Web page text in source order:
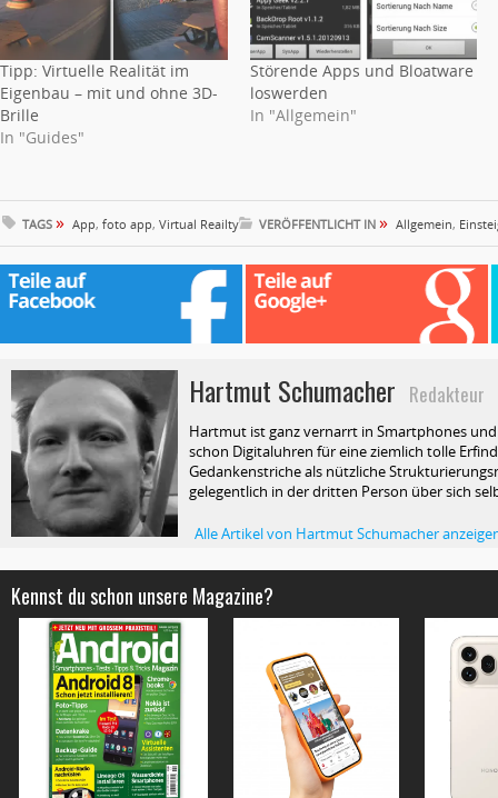
Tipp: Virtuelle Realität im
Eigenbau – mit und ohne 3D-
Brille
In "Guides"
Störende Apps und Bloatware
loswerden
In "Allgemein"
TAGS » App, foto app, Virtual Reailty VERÖFFENTLICHT IN » Allgemein,
Hartmut Schumacher Redakteur
Hartmut ist ganz vernarrt in Smartphones
schon Digitaluhren für eine ziemlich tolle
Gedankenstriche als nützliche
gelegentlich in der dritten Person über sich
Alle Artikel von Hartmut Schumacher
Kennst du schon unsere Magazine?